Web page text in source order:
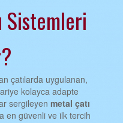
Sistemleri
çatılarda uygulanan,
kolayca adapte
sergileyenmetal çatı
en güvenli ve ilk tercih